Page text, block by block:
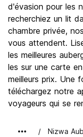
d'évasion pour les
recherchiez un lit
chambre privée,
vous attendent.
les meilleures
les sur une carte
meilleurs prix. Une
téléchargez notre
voyageurs qui se
Nizwa